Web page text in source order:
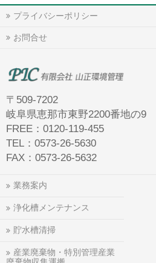
プライバシーポリシー
お問合せ
〒509-7202
岐阜県恵那市東野2200番地の9
FREE：0120-119-455
TEL：0573-26-5630
FAX：0573-26-5632
業務案内
浄化槽メンテナンス
貯水槽清掃
産業廃棄物・特別管理産業